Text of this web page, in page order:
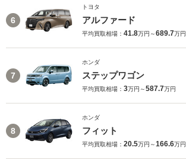
6
トヨタ
アルファード
平均買取相場： 41.8万円～689.7万円
7
ホンダ
ステップワゴン
平均買取相場： 3万円～587.7万円
8
ホンダ
フィット
平均買取相場： 20.5万円～166.6万円